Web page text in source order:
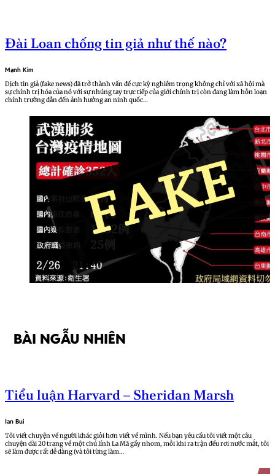
Đài Loan chống tin giả như thế nào?
Mạnh Kim
Dịch tin giả (fake news) đã trở thành vấn đề cực kỳ nghiêm trọng không chỉ với xã hội mà
sự chính trị hóa của nó với sự nhúng tay trực tiếp của giới chính trị còn đang làm hỗn loạn
chính trường dẫn đến ảnh hưởng an ninh quốc…
BÀI NGẪU NHIÊN
Tiểu luận Harvard – Sheridan Marsh
Ian Bui
Tôi viết chuyện về người khác giỏi hơn viết về mình. Nếu bạn yêu cầu tôi viết một câu
chuyện dài 20 trang về một chú lính La Mã gầy nhom, mỗi khi ra trận đều rơi nước mắt, tôi
sẽ làm được rất dễ dàng (và tôi từng làm…